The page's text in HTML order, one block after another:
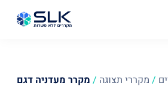
/ מקררי תצוגה / מקרר מעדניה דגם